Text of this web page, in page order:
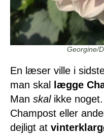
Georgine/
En læser ville i
man skal
lægge
Man skalikke
Champost eller
dejligt at